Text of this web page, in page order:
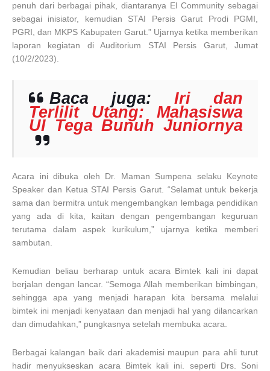
penuh dari berbagai pihak, diantaranya EI Community sebagai
sebagai inisiator, kemudian STAI Persis Garut Prodi PGMI,
PGRI, dan MKPS Kabupaten Garut.” Ujarnya ketika memberikan
laporan kegiatan di Auditorium STAI Persis Garut, Jumat
(10/2/2023).
Baca juga: Iri dan
Terlilit Utang: Mahasiswa
UI Tega Bunuh Juniornya
Acara ini dibuka oleh Dr. Maman Sumpena selaku Keynote
Speaker dan Ketua STAI Persis Garut. “Selamat untuk bekerja
sama dan bermitra untuk mengembangkan lembaga pendidikan
yang ada di kita, kaitan dengan pengembangan keguruan
terutama dalam aspek kurikulum,” ujarnya ketika memberi
sambutan.
Kemudian beliau berharap untuk acara Bimtek kali ini dapat
berjalan dengan lancar. “Semoga Allah memberikan bimbingan,
sehingga apa yang menjadi harapan kita bersama melalui
bimtek ini menjadi kenyataan dan menjadi hal yang dilancarkan
dan dimudahkan,” pungkasnya setelah membuka acara.
Berbagai kalangan baik dari akademisi maupun para ahli turut
hadir menyukseskan acara Bimtek kali ini. seperti Drs. Soni